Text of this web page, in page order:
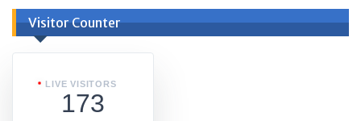
Visitor Counter
LIVE VISITORS
173